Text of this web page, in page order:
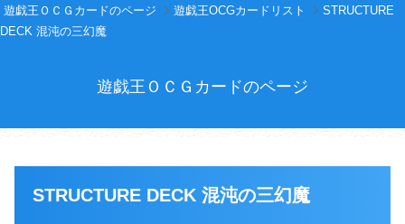
遊戯王ＯＣＧカードのページ 遊戯王OCGカードリスト
STRUCTURE
DECK 混沌の三幻魔
遊戯王ＯＣＧカードのページ
STRUCTURE DECK 混沌の三幻魔